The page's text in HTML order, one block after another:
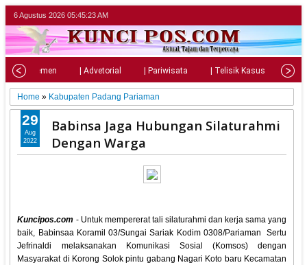
6 Agustus 2026 05:45:25 AM
| Parlemen | Advetorial | Pariwisata | Telisik Kasus |
Home » Kabupaten Padang Pariaman
Babinsa Jaga Hubungan Silaturahmi
Dengan Warga
Kuncipos.com - Untuk mempererat tali silaturahmi dan kerja sama yang
baik, Babinsaa Koramil 03/Sungai Sariak Kodim 0308/Pariaman Sertu
Jefrinaldi melaksanakan Komunikasi Sosial (Komsos) dengan
Masyarakat di Korong Solok pintu gabang Nagari Koto baru Kecamatan
29
Aug
2022